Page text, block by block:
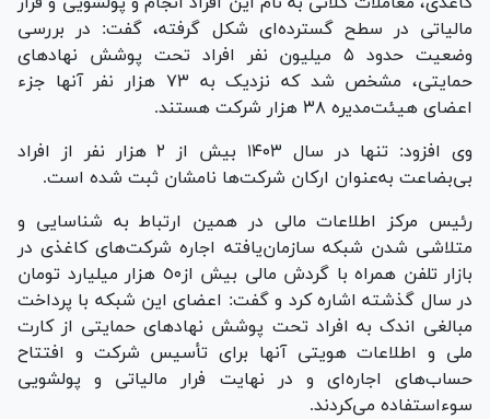
مالیاتی در سطح گسترده‌ای شکل گرفته، گفت: در بررسی
وضعیت حدود ۵ میلیون نفر افراد تحت پوشش نهاد‌های
حمایتی، مشخص شد که نزدیک به ۷۳ هزار نفر آنها جزء
اعضای هیئت‌مدیره ۳۸ هزار شرکت هستند.
وی افزود: تنها در سال ۱۴۰۳ بیش از ۲ هزار نفر از افراد
بی‌بضاعت به‌عنوان ارکان شرکت‌ها نامشان ثبت شده است.
رئیس مرکز اطلاعات مالی در همین ارتباط به شناسایی و
متلاشی شدن شبکه سازمان‌یافته اجاره شرکت‌های کاغذی در
بازار تلفن همراه با گردش مالی بیش از٥٠ هزار میلیارد تومان
در سال گذشته اشاره کرد و گفت: اعضای این شبکه با پرداخت
مبالغی اندک به افراد تحت پوشش نهاد‌های حمایتی از کارت
ملی و اطلاعات هویتی آنها برای تأسیس شرکت و افتتاح
حساب‌های اجاره‌ای و در نهایت فرار مالیاتی و پولشویی
سوءاستفاده می‌کردند.